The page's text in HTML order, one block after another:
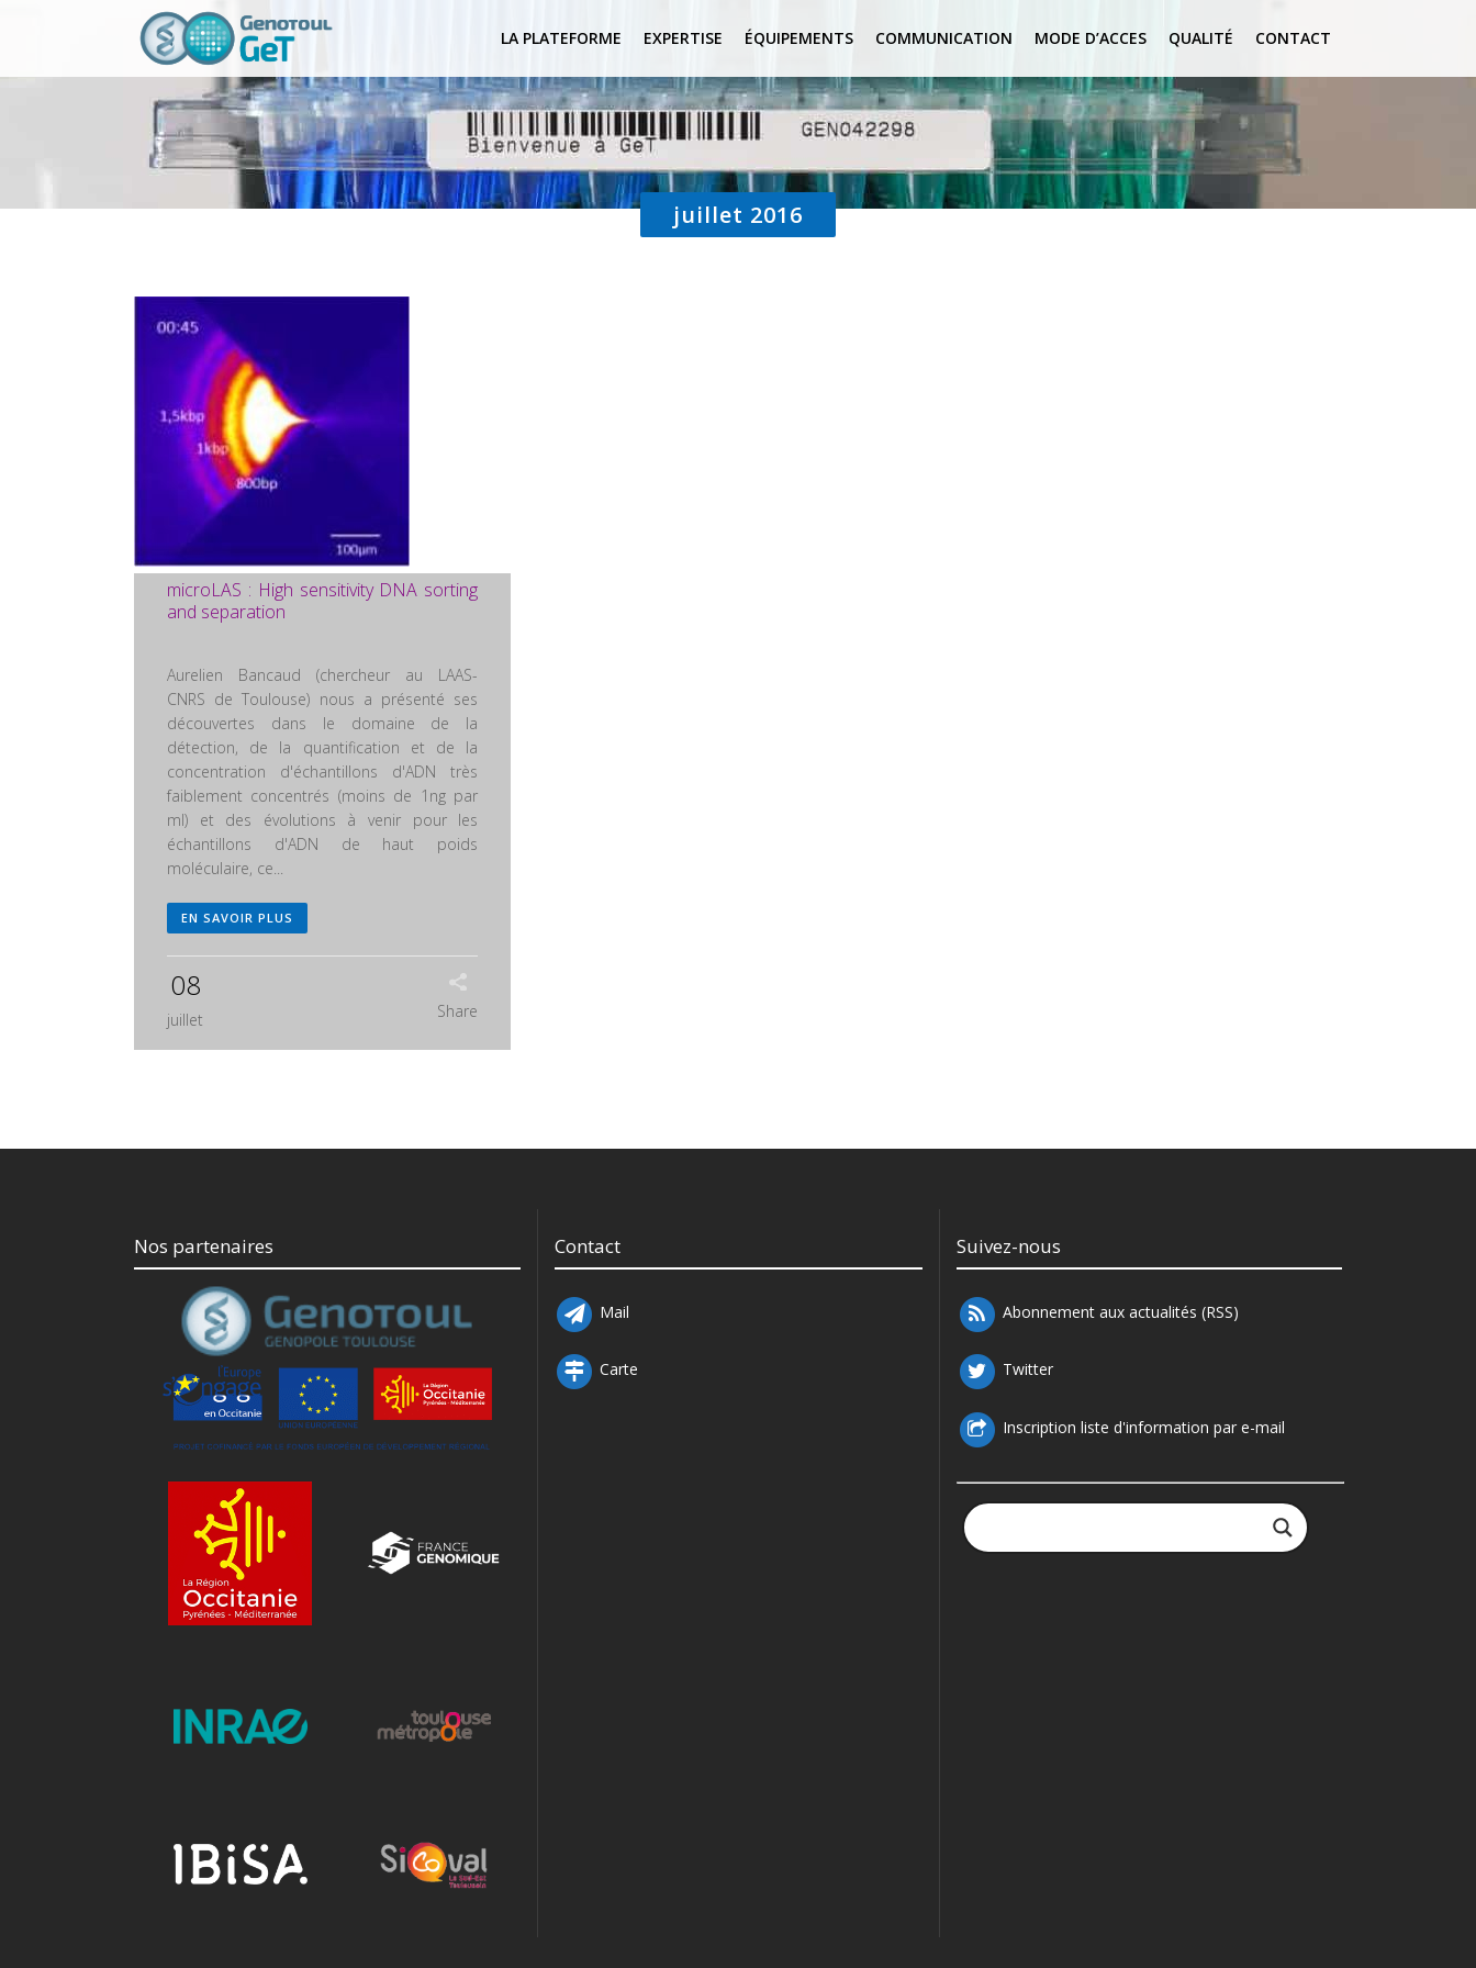
LA PLATEFORME EXPERTISE ÉQUIPEMENTS COMMUNICATION MODE D’ACCES QUALITÉ CONTACT
juillet 2016
microLAS : High sensitivity DNA sorting
and separation
Aurelien Bancaud (chercheur au LAAS-
CNRS de Toulouse) nous a présenté ses
découvertes dans le domaine de la
détection, de la quantification et de la
concentration d'échantillons d'ADN très
faiblement concentrés (moins de 1ng par
ml) et des évolutions à venir pour les
échantillons d'ADN de haut poids
moléculaire, ce...
EN SAVOIR PLUS
08
juillet Share
Nos partenaires Contact
Mail
Carte
Suivez-nous
Abonnement aux actualités (RSS)
Twitter
Inscription liste d'information par e-mail